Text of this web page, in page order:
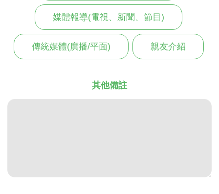
媒體報導(電視、新聞、節目)
傳統媒體(廣播/平面) 親友介紹
其他備註